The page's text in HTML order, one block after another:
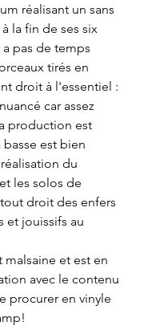
réalisant un sans
la fin de ses six
pas de temps
tirés en
droit à l'essentiel :
car assez
production est
est bien
du
les solos de
droit des enfers
et jouissifs au
malsaine et est en
avec le contenu
procurer en vinyle